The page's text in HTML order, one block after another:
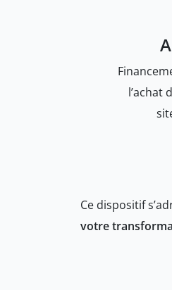
l’achat
Ce dispositif
votre